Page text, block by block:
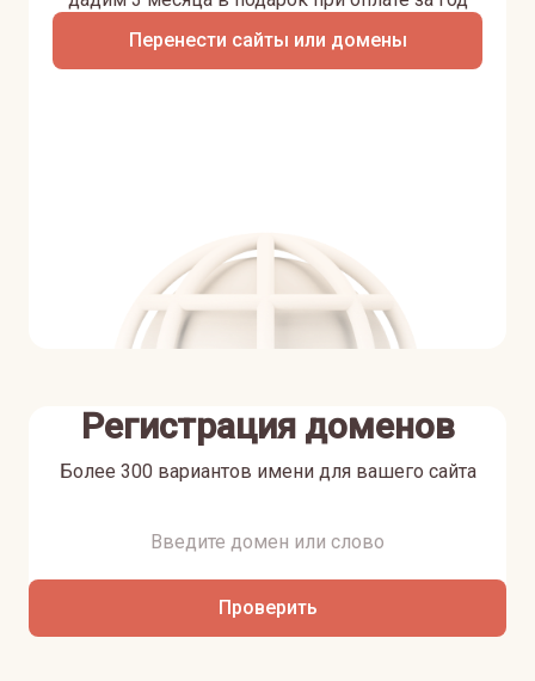
Перенести сайты или домены
Регистрация доменов
Более 300 вариантов имени для вашего сайта
Проверить